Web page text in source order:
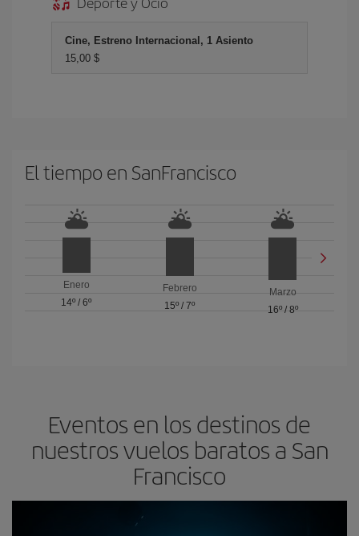
Cine, Estreno Internacional, 1 Asiento
15,00 $
El tiempo en SanFrancisco
Enero
14º /6º
Febrero
15º / 7º
Marzo
16º/ 8º
Eventos en los destinos de
nuestros vuelos baratos a San
Francisco